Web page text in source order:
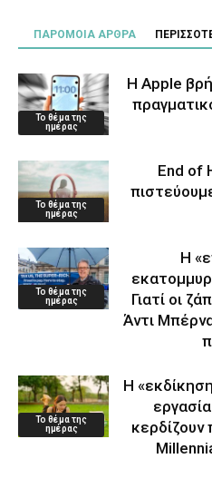
ΠΑΡΟΜΟΙΑ ΑΡΘΡΑ
Το θέμα της
ημέρας
Η Apple
Το θέμα της
ημέρας
End of
Το θέμα της
ημέρας
Η
Γιατί οι
Άντι
Το θέμα της
ημέρας
Η